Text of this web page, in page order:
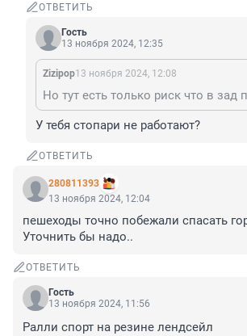
ОТВЕТИТЬ
Гость
13 ноября 2024, 12:35
Zizipop13 ноября 2024, 12:08
У тебя стопари не работают?
ОТВЕТИТЬ
280811393
13 ноября 2024, 12:04
пешеходы точно побежали спасать
Уточнить бы надо..
ОТВЕТИТЬ
Гость
13 ноября 2024, 11:56
Ралли спорт на резине лендсейл